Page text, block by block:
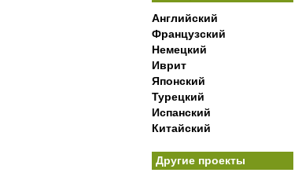
Английский
Французский
Немецкий
Иврит
Японский
Турецкий
Испанский
Китайский
Другие проекты